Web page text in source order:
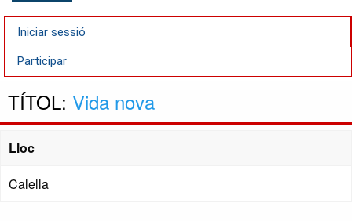
Iniciar sessió
Participar
TÍTOL: Vida nova
Lloc
Calella